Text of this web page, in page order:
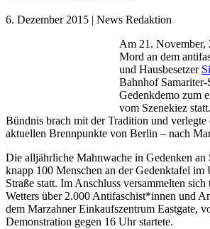
6. Dezember 2015 | News Redaktion
Am 21. November,
Mord an dem
und Hausbesetzer
Bahnhof Samariter-
Gedenkdemo zum
vom Szenekiez
Bündnis brach mit der Tradition und
aktuellen Brennpunkte von Berlin – nach
Die alljährliche Mahnwache in Gedenken
knapp 100 Menschen an der Gedenktafel im
Straße statt. Im Anschluss versammelten sich
Wetters über 2.000 Antifaschist*innen und
dem Marzahner Einkaufszentrum Eastgate,
Demonstration gegen 16 Uhr startete.